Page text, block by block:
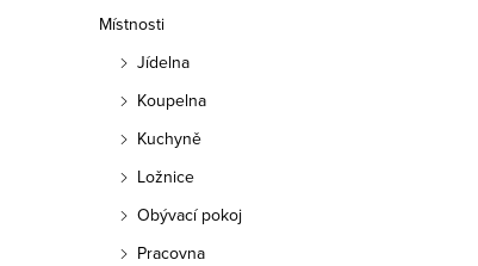
Místnosti
Jídelna
Koupelna
Kuchyně
Ložnice
Obývací pokoj
Pracovna